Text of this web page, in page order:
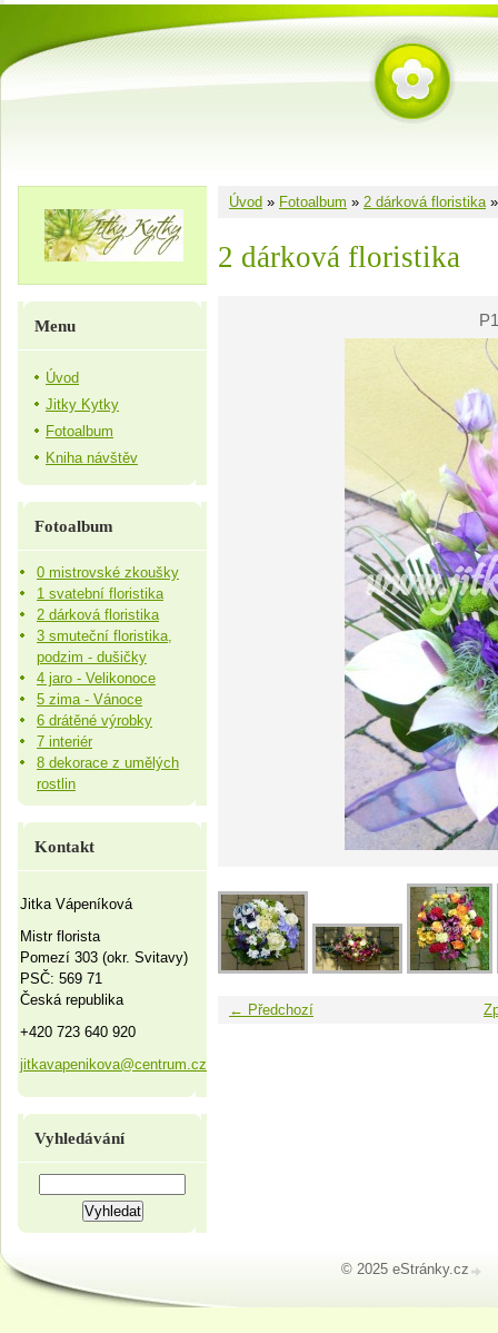
Úvod » Fotoalbum » 2 dárková floristika
2 dárková floristika
← Předchozí
Menu
Úvod
Jitky Kytky
Fotoalbum
Kniha návštěv
Fotoalbum
0 mistrovské zkoušky
1 svatební floristika
2 dárková floristika
3 smuteční floristika,
podzim - dušičky
4 jaro - Velikonoce
5 zima - Vánoce
6 drátěné výrobky
7 interiér
8 dekorace z umělých
rostlin
Kontakt
Jitka Vápeníková
Mistr florista
Pomezí 303 (okr. Svitavy)
PSČ: 569 71
Česká republika
+420 723 640 920
jitkavapenikova@centrum.cz
Vyhledávání
© 2025 eStránky.cz